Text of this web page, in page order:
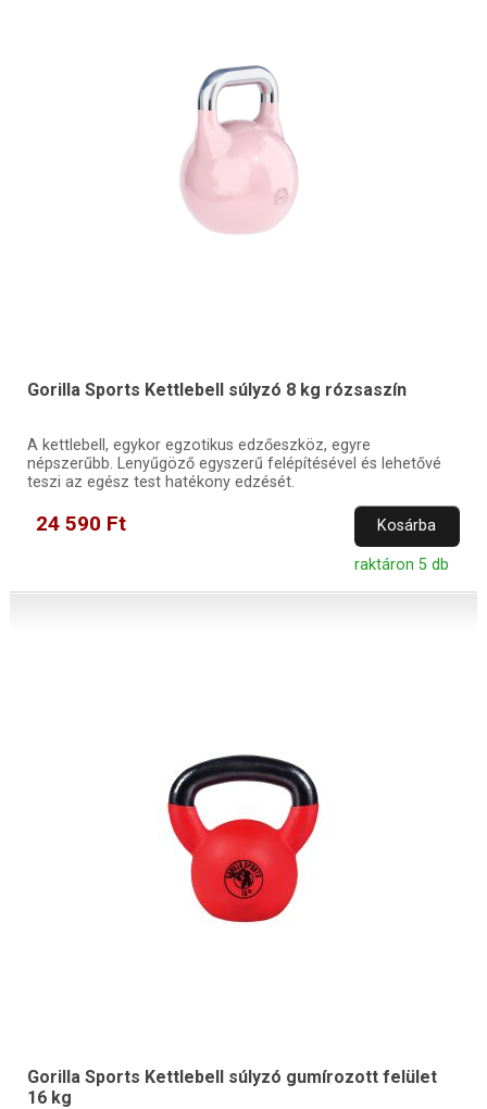
Gorilla Sports Kettlebell súlyzó 8 kg rózsaszín
A kettlebell, egykor egzotikus edzőeszköz, egyre
népszerűbb. Lenyűgöző egyszerű felépítésével és lehetővé
teszi az egész test hatékony edzését.
24 590 Ft Kosárba
raktáron 5 db
Gorilla Sports Kettlebell súlyzó gumírozott felület
16 kg